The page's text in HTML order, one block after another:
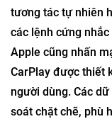
tương tác tự nhiên
các lệnh cứng
Apple cũng nhấn
CarPlay được thiết
người dùng. Các
soát chặt chẽ, phù